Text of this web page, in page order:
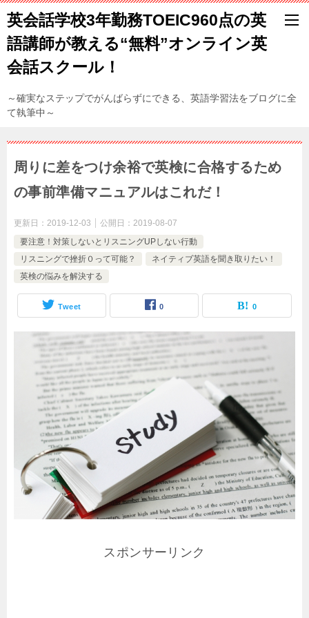
英会話学校3年勤務TOEIC960点の英
語講師が教える“無料”オンライン英
会話スクール！
～確実なステップでがんばらずにできる、英語学習法をブログに全
て執筆中～
周りに差をつけ余裕で英検に合格するため
の事前準備マニュアルはこれだ！
更新日： 2019-12-03 公開日： 2019-08-07
要注意！対策しないとリスニングUPしない行動
リスニングで挫折０って可能？
ネイティブ英語を聞き取りたい！
英検の悩みを解決する
Tweet 0 0
スポンサーリンク